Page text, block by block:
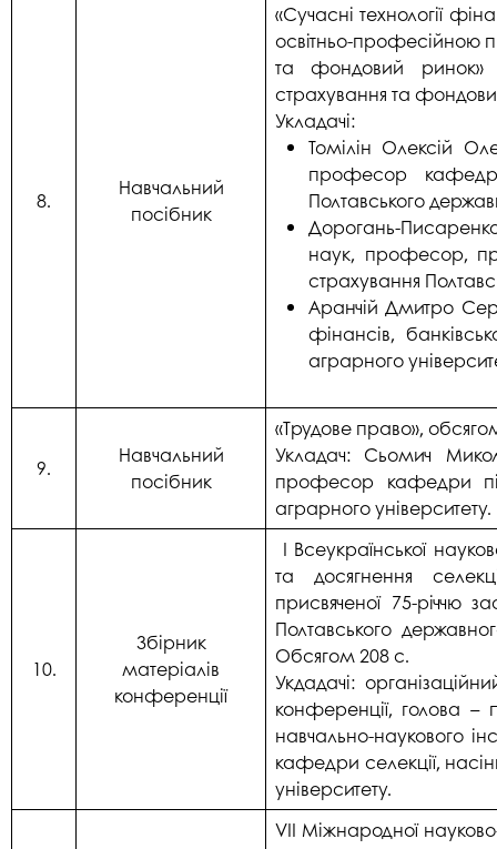
8.
Навчальний
посібник
«Сучасні технології
освітньо-професійною
та фондовий ринок»
страхування та
Укладачі:
Томілін Олексій
професор
Полтавського
Дорогань-
наук, професор,
страхування
Аранчій Дмитро
фінансів,
аграрного
9.
Навчальний
посібник
«Трудове право»,
Укладач: Сьомич
професор кафедри
аграрного університету.
10.
Збірник
матеріалів
конференції
І Всеукраїнської
та досягнення
присвяченої 75-річчю
Полтавського
Обсягом 208 с.
Укдадачі:
конференції, голова
навчально-наукового
кафедри селекції,
університету.
VII Міжнародної науково-